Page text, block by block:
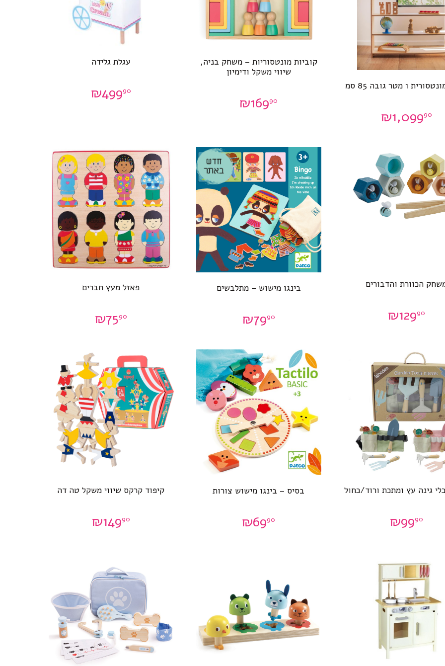
1 מטר גובה 85 סמ
₪1,09990
קוביות מונטסוריות – משחק בניה,
שיווי משקל ודימיון
₪16990
עגלת גלידה
₪49990
הכוורת והדבורים
₪12990
בינגו מישוש – מתלבשים
₪7990
פאזל מעץ חברים
₪7590
גינה עץ ומתכת ורוד/כחול
₪9990
בסיס – בינגו מישוש צורות
₪6990
קיפוד קרקס שיווי משקל טה דה
₪14990